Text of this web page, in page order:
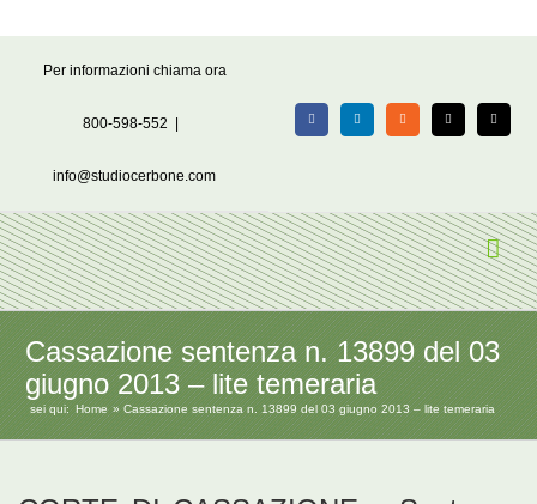
Per informazioni chiama ora
800-598-552
info@studiocerbone.com
FacebookLinkedIn Rss X Email
Cassazione sentenza n. 13899 del 03
giugno 2013 – lite temeraria
sei qui: Home Cassazione sentenza n. 13899 del 03 giugno 2013 – lite temeraria